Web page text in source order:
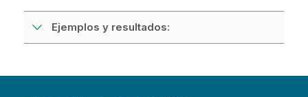
Ejemplos y resultados: